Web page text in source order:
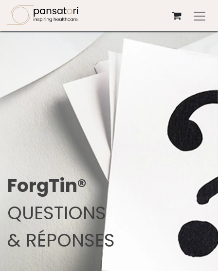
Se rendre au contenu
ForgTin®
QUESTIONS
& RÉPONSES